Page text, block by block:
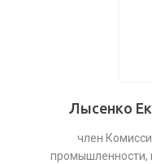
Лысенко
член
промышленности,